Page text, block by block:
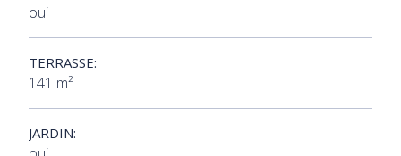
oui
TERRASSE:
141 m²
JARDIN: